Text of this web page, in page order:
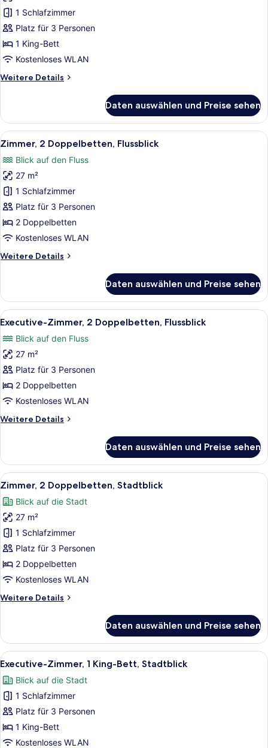
1
Schlafzimmer,
Flussblick
anzeigen
1 Schlafzimmer
Platz für 3 Personen
1 King-Bett
Kostenloses WLAN
Weitere Details
Weitere
1
Schlafzimmer,
Flussblick
Daten auswählen und Preise sehen
Alle
Fotos
für
Zimmer,
2 Doppelbetten,
Flussblick
anzeigen
Ein Hotelzimmer mit zwei Betten,
5
Zimmer, 2 Doppelbetten, Flussblick
Blick auf den Fluss
27 m²
1 Schlafzimmer
Platz für 3 Personen
2 Doppelbetten
Kostenloses WLAN
Weitere Details
Weitere
2 Doppelbetten,
Flussblick
Daten auswählen und Preise sehen
Alle
Fotos
für
Executive-
Zimmer,
2 Doppelbetten,
Flussblick
Ein Hotelzimmer mit zwei Betten,
6
Executive-Zimmer, 2 Doppelbetten, Flussblick
Blick auf den Fluss
27 m²
Platz für 3 Personen
2 Doppelbetten
Kostenloses WLAN
Weitere Details
Weitere
Zimmer,
2 Doppelbetten,
Flussblick
Daten auswählen und Preise sehen
Alle
Fotos
für
Zimmer,
2 Doppelbetten,
Stadtblick
anzeigen
Ein Hotelzimmer mit zwei Betten,
5
Zimmer, 2 Doppelbetten, Stadtblick
Blick auf die Stadt
27 m²
1 Schlafzimmer
Platz für 3 Personen
2 Doppelbetten
Kostenloses WLAN
Weitere Details
Weitere
2 Doppelbetten,
Stadtblick
Daten auswählen und Preise sehen
Alle
Fotos
für
Executive-
Zimmer,
1 King-
Bett,
Ein Hotelzimmer mit einem
6
Executive-Zimmer, 1 King-Bett, Stadtblick
Blick auf die Stadt
1 Schlafzimmer
Platz für 3 Personen
1 King-Bett
Kostenloses WLAN